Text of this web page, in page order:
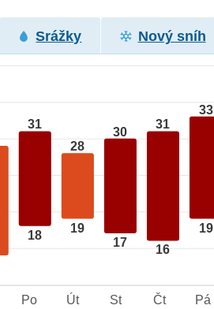
Srážky Nový sníh
31
18
28
19
30
17
31
16
33
19
Po Út St Čt Pá